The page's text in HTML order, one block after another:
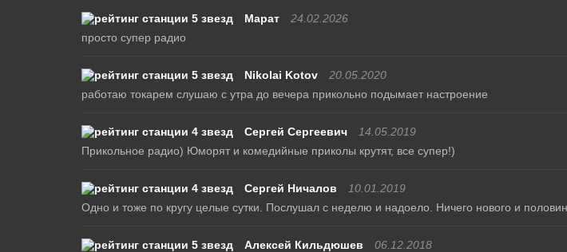
Марат
24.02.2026
просто супер радио
Nikolai Kotov
20.05.2020
работаю токарем слушаю с утра до вечера прикольно подымает настроение
Сергей Сергеевич
14.05.2019
Прикольное радио) Юморят и комедийные приколы крутят, все супер!)
Сергей Ничалов
10.01.2019
Одно и тоже по кругу целые сутки. Послушал с неделю и надоело. Ничего нового и
Алексей Кильдюшев
06.12.2018